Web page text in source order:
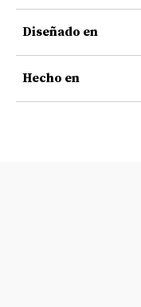
Diseñado en
Hecho en